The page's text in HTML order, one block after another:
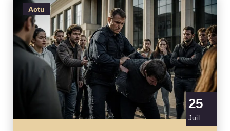
Actu
25
Juil